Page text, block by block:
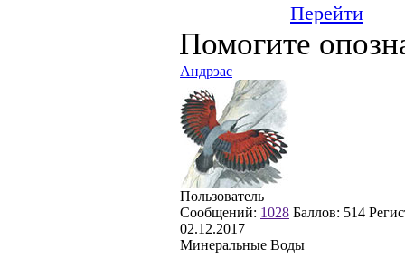
Перейти
Помогите
Андрэас
Пользователь
Сообщений: 1028 Баллов: 514
02.12.2017
Минеральные Воды